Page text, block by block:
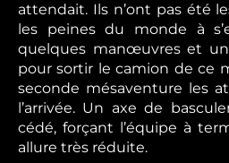
attendait. Ils n’ont pas été
les peines du monde à
quelques manœuvres et
pour sortir le camion de ce
seconde mésaventure les
l’arrivée. Un axe de
cédé, forçant l’équipe à
allure très réduite.